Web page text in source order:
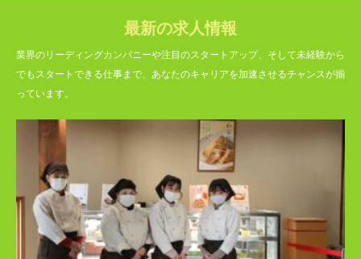
最新の求人情報
業界のリーディングカンパニーや注目のスタートアップ、そして未経験から
でもスタートできる仕事まで、あなたのキャリアを加速させるチャンスが揃
っています。